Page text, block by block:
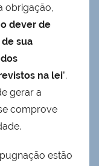
obrigação,
dever de
sua
na lei”.
gerar a
comprove
estão